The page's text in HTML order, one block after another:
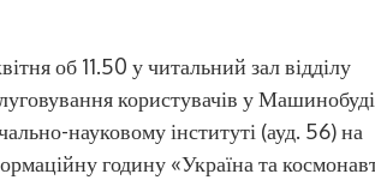
об 11.50 у читальний зал відділу
користувачів у
науковому інституті (ауд. 56) на
годину «Україна та